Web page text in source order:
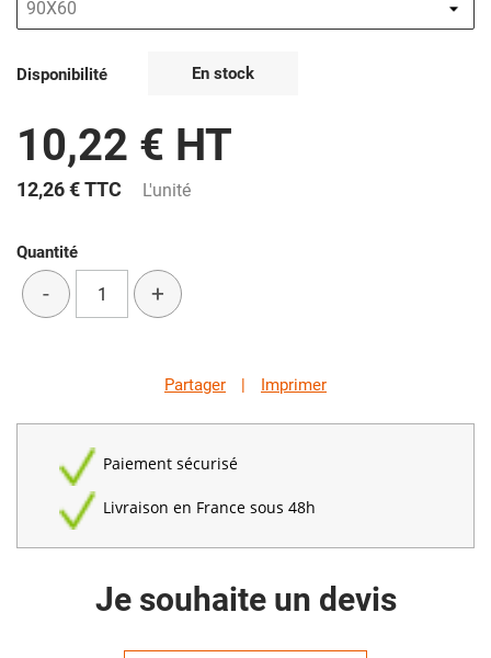
Disponibilité En stock
10,22 € HT
12,26 €TTC L'unité
Quantité
- +
Partager | Imprimer
Paiement sécurisé
Livraison en France sous 48h
Je souhaite un devis